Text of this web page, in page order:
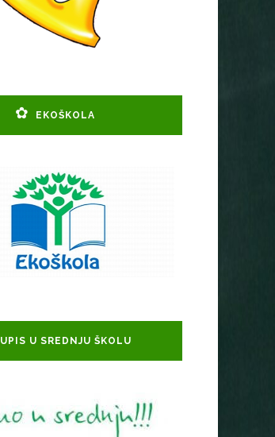
EKOŠKOLA
UPIS U SREDNJU ŠKOLU